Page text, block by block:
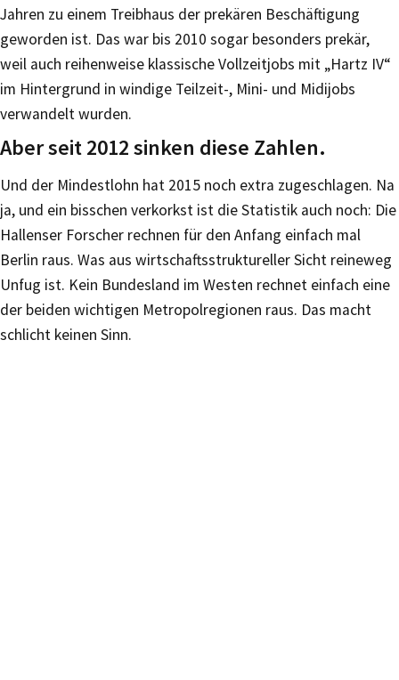
Jahren zu einem Treibhaus der prekären Beschäftigung
geworden ist. Das war bis 2010 sogar besonders prekär,
weil auch reihenweise klassische Vollzeitjobs mit „Hartz IV“
im Hintergrund in windige Teilzeit-, Mini- und Midijobs
verwandelt wurden.
Aber seit 2012 sinken diese Zahlen.
Und der Mindestlohn hat 2015 noch extra zugeschlagen. Na
ja, und ein bisschen verkorkst ist die Statistik auch noch: Die
Hallenser Forscher rechnen für den Anfang einfach mal
Berlin raus. Was aus wirtschaftsstruktureller Sicht reineweg
Unfug ist. Kein Bundesland im Westen rechnet einfach eine
der beiden wichtigen Metropolregionen raus. Das macht
schlicht keinen Sinn.